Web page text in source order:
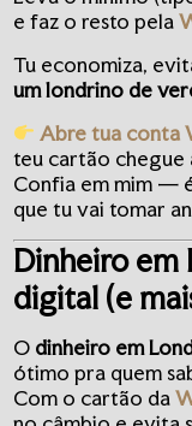
e faz o resto pela
Tu economiza,
um londrino de
Abre tua conta
teu cartão chegue
Confia em mim —
que tu vai tomar
Dinheiro em
digital (e
O dinheiro em
ótimo pra quem
Com o cartão da